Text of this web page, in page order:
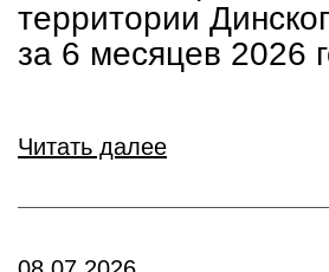
территории
за 6 месяцев 2026
Читать далее